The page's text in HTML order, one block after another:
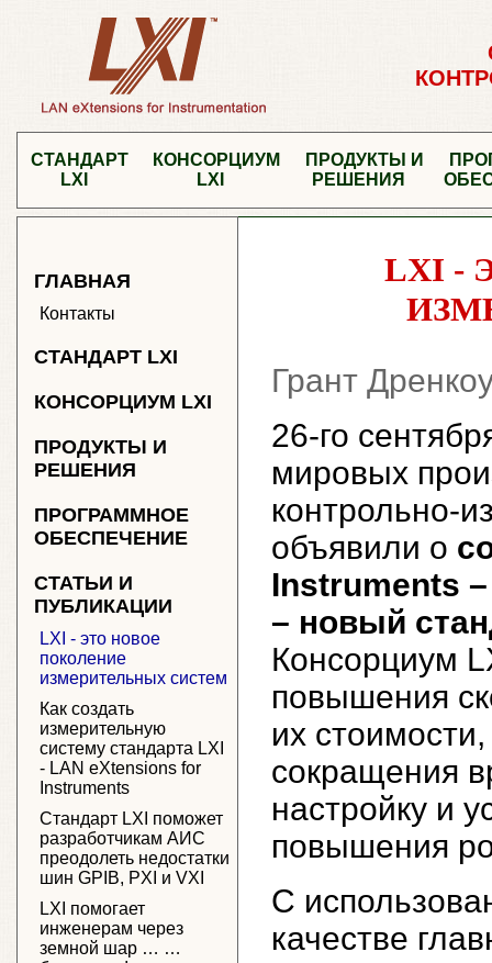
СТАНДАРТ
LXI
КОНСОРЦИУМ
LXI
ПРОДУКТЫ И
РЕШЕНИЯ
ГЛАВНАЯ
Контакты
СТАНДАРТ LXI
КОНСОРЦИУМ LXI
ПРОДУКТЫ И
РЕШЕНИЯ
ПРОГРАММНОЕ
ОБЕСПЕЧЕНИЕ
СТАТЬИ И
ПУБЛИКАЦИИ
LXI - это новое
поколение
измерительных систем
Как создать
измерительную
систему стандарта LXI
- LAN eXtensions for
Instruments
Стандарт LXI поможет
разработчикам АИС
преодолеть недостатки
шин GPIB, PXI и VXI
LXI помогает
инженерам через
земной шар … …
LXI -
Грант
26-го
мировых
контрольно-
объявили о
Instruments
– новый
Консорциум
повышения
их
сокращения
настройку и
повышения
С
качестве